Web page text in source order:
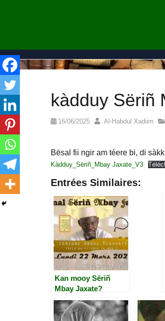
kàdduy Sëriñ
16/06/2025 Al-Habdul Xadiim
Bësal fii ngir am téere bi, di
Kàdduy_Sëriñ_Mbay Jaxate_V3
Entrées Similaires:
Kan mooy Sëriñ
Mbay Jaxate?